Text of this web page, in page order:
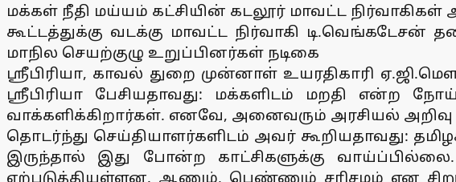
மக்கள் நீதி மய்யம் கட்சியின் கடலூர் மாவட்ட நிர்வாகிகள்
கூட்டத்துக்கு வடக்கு மாவட்ட நிர்வாகி டி.வெங்கடேசன்
மாநில செயற்குழு உறுப்பினர்கள் நடிகை
ஸ்ரீபிரியா, காவல் துறை முன்னாள் உயரதிகாரி
ஸ்ரீபிரியா பேசியதாவது: மக்களிடம் மறதி என்ற
வாக்களிக்கிறார்கள். எனவே, அனைவரும் அரசியல்
தொடர்ந்து செய்தியாளர்களிடம் அவர் கூறியதாவது:
இருந்தால் இது போன்ற காட்சிகளுக்கு
ஏற்படுத்தியுள்ளன. ஆணும், பெண்ணும் சரிசமம் என